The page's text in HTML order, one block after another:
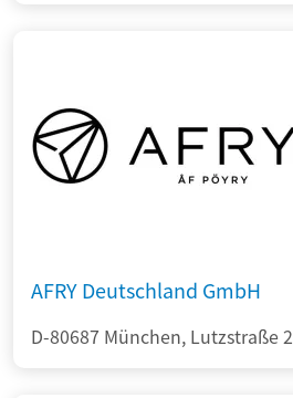
AFRY Deutschland GmbH
D-80687 München, Lutzstraße 2